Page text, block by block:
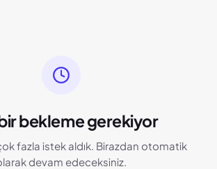
bir bekleme gerekiyor
fazla istek aldık. Birazdan otomatik
devam edeceksiniz.